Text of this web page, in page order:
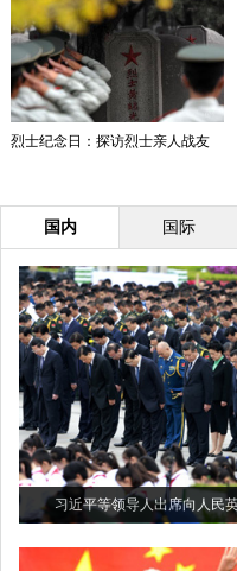
烈士纪念日：探访烈士亲人战友
国内 国际
习近平等领导人出席向人民